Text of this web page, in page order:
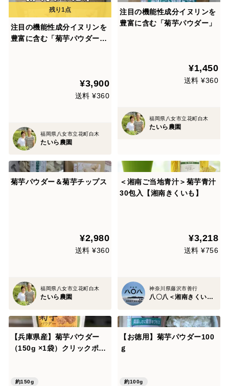
注目の機能性成分イヌリンを
豊富に含む「菊芋パウダー４
¥3,900
送料 ¥360
福岡県八女市立花町白木
たいら農園
注目の機能性成分イヌリンを
豊富に含む「菊芋パウダー」
¥1,450
送料 ¥360
福岡県八女市立花町白木
たいら農園
菊芋パウダー＆菊芋チップス
¥2,980
送料 ¥360
福岡県八女市立花町白木
たいら農園
＜湘南ご当地青汁＞菊芋青汁
30包入【湘南きくいも】
¥3,218
送料 ¥756
神奈川県藤沢市善行
八〇八＜湘南きくいも専門店＞
【兵庫県産】菊芋パウダー
（150g ×1袋）クリックポス
約150g
【お徳用】菊芋パウダー100
ｇ
約100g